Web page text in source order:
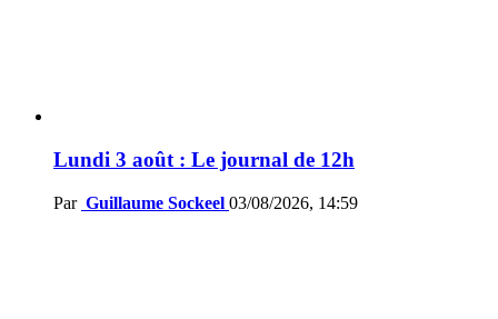
Lundi 3 août : Le journal de 12h
Par Guillaume Sockeel 03/08/2026, 14:59